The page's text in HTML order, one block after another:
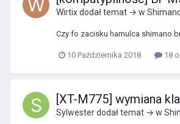
Wirtixdodał temat → w
Czy fo zacisku hamulca shimano
10 Października 2018 18
[XT-M775] wymiana
Sylwesterdodał temat → w